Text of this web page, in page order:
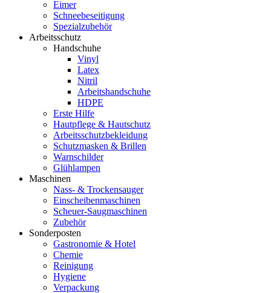
Eimer
Schneebeseitigung
Spezialzubehör
Arbeitsschutz
Handschuhe
Vinyl
Latex
Nitril
Arbeitshandschuhe
HDPE
Erste Hilfe
Hautpflege & Hautschutz
Arbeitsschutzbekleidung
Schutzmasken & Brillen
Warnschilder
Glühlampen
Maschinen
Nass- & Trockensauger
Einscheibenmaschinen
Scheuer-Saugmaschinen
Zubehör
Sonderposten
Gastronomie & Hotel
Chemie
Reinigung
Hygiene
Verpackung